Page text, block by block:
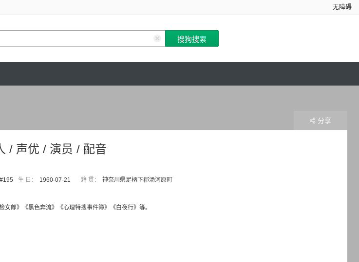
无障碍
/ 声优 / 演员 / 配音
生 日： 1960-07-21 籍 贯：
神奈川県足柄下郡汤河原町
郎》《黑色奔流》《心理特搜事件簿》《白夜行》等。
分享